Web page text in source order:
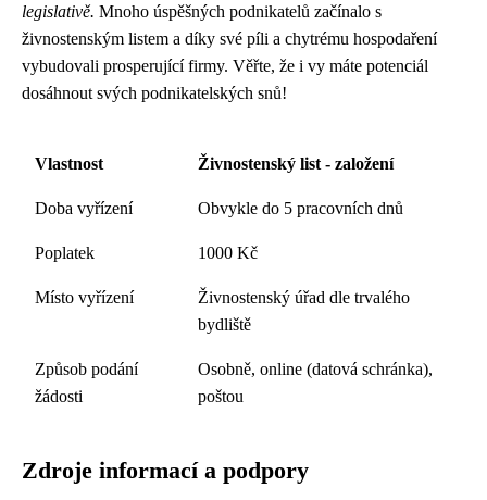
legislativě. Mnoho úspěšných podnikatelů začínalo s
živnostenským listem a díky své píli a chytrému hospodaření
vybudovali prosperující firmy. Věřte, že i vy máte potenciál
dosáhnout svých podnikatelských snů!
Vlastnost Živnostenský list - založení
Doba vyřízení Obvykle do 5 pracovních dnů
Poplatek 1000 Kč
Místo vyřízení
Živnostenský úřad dle trvalého
bydliště
Způsob podání
žádosti
Osobně, online (datová schránka),
poštou
Zdroje informací a podpory